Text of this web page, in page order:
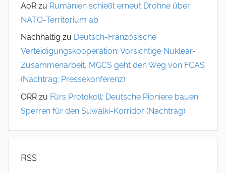
AoR zu Rumänien schießt erneut Drohne über
NATO-Territorium ab
Nachhaltig zu Deutsch-Französische
Verteidigungskooperation: Vorsichtige Nuklear-
Zusammenarbeit, MGCS geht den Weg von FCAS
(Nachtrag: Pressekonferenz)
ORR zu Fürs Protokoll: Deutsche Pioniere bauen
Sperren für den Suwalki-Korridor (Nachtrag)
RSS